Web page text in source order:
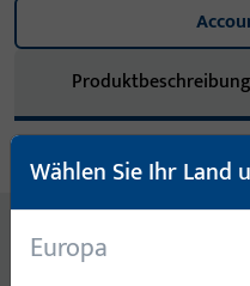
Produktbeschreibung
Technische Daten
Inhalt
Wählen Sie Ihr Land
Europa